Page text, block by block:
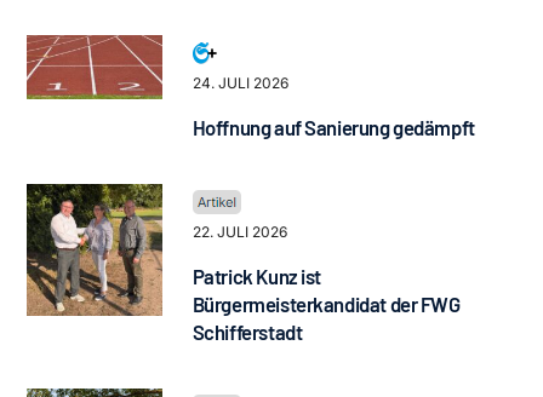
24. JULI 2026
Hoffnung auf Sanierung gedämpft
22. JULI 2026
Patrick Kunz ist
Bürgermeisterkandidat der FWG
Schifferstadt